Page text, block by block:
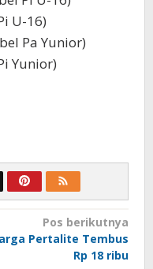
U-16)
Pa Yunior)
Yunior)
Pos berikutnya
Pertalite Tembus
Rp 18 ribu